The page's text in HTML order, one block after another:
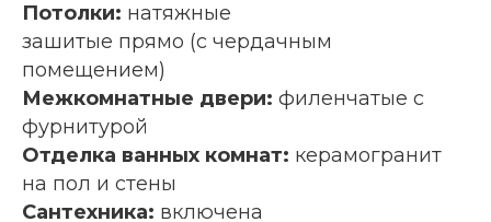
Потолки: натяжные
зашитые прямо (с чердачным
помещением)
Межкомнатные двери: филенчатые с
фурнитурой
Отделка ванных комнат: керамогранит
на пол и стены
Сантехника: включена